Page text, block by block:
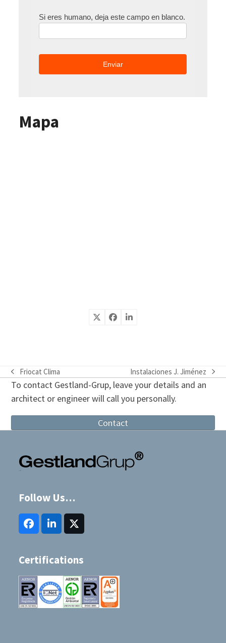
Si eres humano, deja este campo en blanco.
Mapa
previous
post:
Friocat Clima
next
post:
Instalaciones J. Jiménez
To contact Gestland-Grup, leave your details and an
architect or engineer will call you personally.
Contact
Follow Us…
FacebookLinkedInTwitter
(deprecated)
Certifications